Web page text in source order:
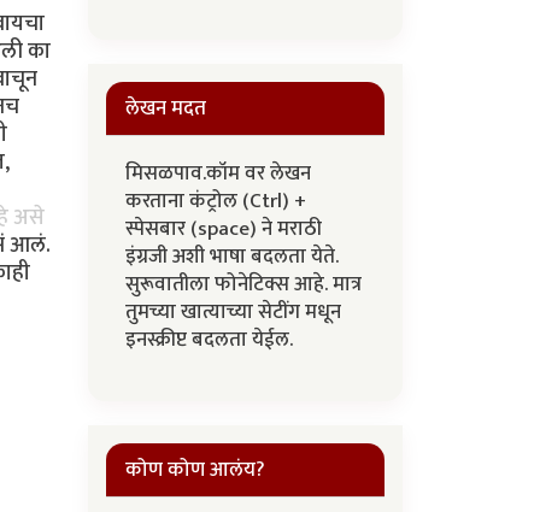
का
असे
आलं.
लेखन मदत
मिसळपाव.कॉम वर लेखन
करताना कंट्रोल (Ctrl) +
स्पेसबार (space) ने मराठी
इंग्रजी अशी भाषा बदलता येते.
सुरूवातीला फोनेटिक्स आहे. मात्र
तुमच्या खात्याच्या सेटींग मधून
इनस्क्रीप्ट बदलता येईल.
कोण कोण आलंय?